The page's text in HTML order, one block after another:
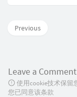
Previous
Leave a Comment
使用cookie技术保
您已同意该条款